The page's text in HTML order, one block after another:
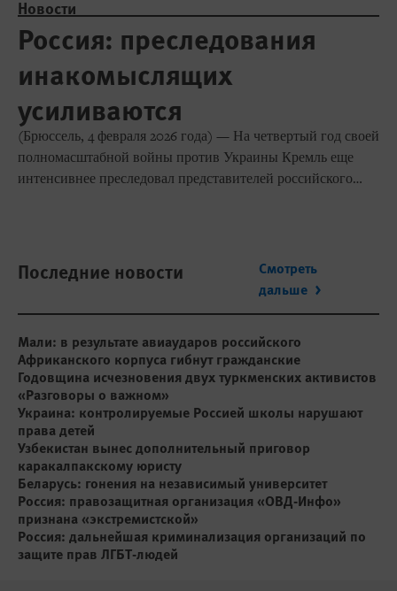
Новости
Россия: преследования
инакомыслящих
усиливаются
(Брюссель, 4 февраля 2026 года) — На четвертый год своей
полномасштабной войны против Украины Кремль еще
интенсивнее преследовал представителей российского
«Всемирном докладе 2026». Стремясь к подавлению
любых форм инакомыслия, власти расширили применение
государства и отладили процесс уголовного
преследования критиков режима, признанных
«иностранными агентами».
Последние новости
Смотреть
дальше
Мали: в результате авиаударов российского
Африканского корпуса гибнут гражданские
Годовщина исчезновения двух туркменских активистов
«Разговоры о важном»
Украина: контролируемые Россией школы нарушают
права детей
Узбекистан вынес дополнительный приговор
каракалпакскому юристу
Беларусь: гонения на независимый университет
Россия: правозащитная организация «ОВД-Инфо»
признана «экстремистской»
Россия: дальнейшая криминализация организаций по
защите прав ЛГБТ-людей